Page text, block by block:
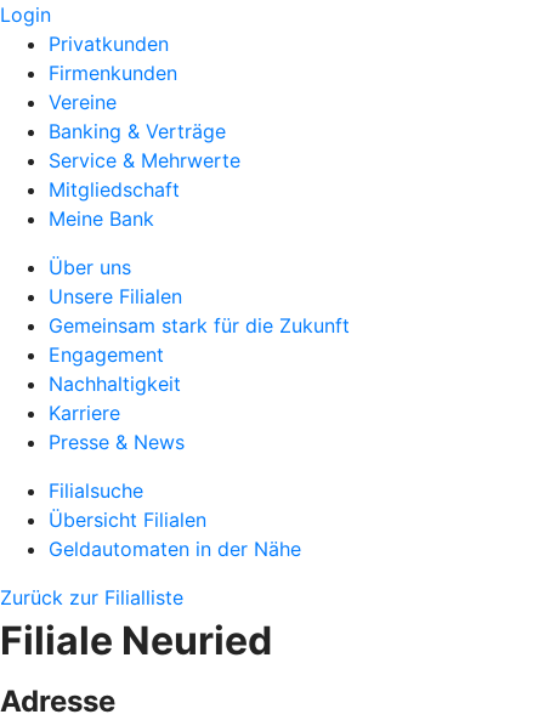
Login
Privatkunden
Firmenkunden
Vereine
Banking & Verträge
Service & Mehrwerte
Mitgliedschaft
Meine Bank
Über uns
Unsere Filialen
Gemeinsam stark für die Zukunft
Engagement
Nachhaltigkeit
Karriere
Presse & News
Filialsuche
Übersicht Filialen
Geldautomaten in der Nähe
Zurück zur Filialliste
Filiale Neuried
Adresse